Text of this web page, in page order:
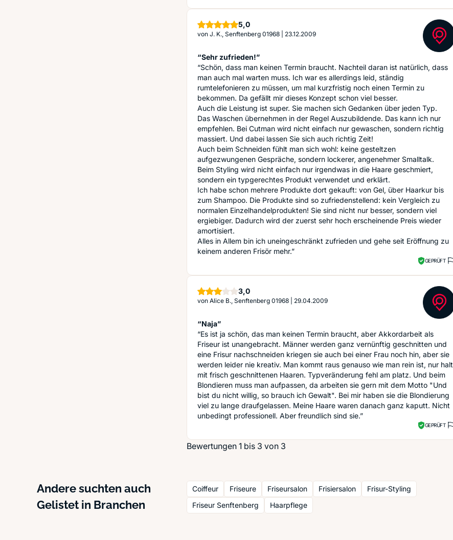
5,0Sterne
von J. K., Senftenberg 01968 23.12.2009
“Sehr zufrieden!”
“Schön, dass man keinen Termin braucht. Nachteil daran ist natürlich, dass
man auch mal warten muss. Ich war es allerdings leid, ständig
rumtelefonieren zu müssen, um mal kurzfristig noch einen Termin zu
bekommen. Da gefällt mir dieses Konzept schon viel besser.
Auch die Leistung ist super. Sie machen sich Gedanken über jeden Typ.
Das Waschen übernehmen in der Regel Auszubildende. Das kann ich nur
empfehlen. Bei Cutman wird nicht einfach nur gewaschen, sondern richtig
massiert. Und dabei lassen Sie sich auch richtig Zeit!
Auch beim Schneiden fühlt man sich wohl: keine gesteltzen
aufgezwungenen Gespräche, sondern lockerer, angenehmer Smalltalk.
Beim Styling wird nicht einfach nur irgendwas in die Haare geschmiert,
sondern ein typgerechtes Produkt verwendet und erklärt.
Ich habe schon mehrere Produkte dort gekauft: von Gel, über Haarkur bis
zum Shampoo. Die Produkte sind so zufriedenstellend: kein Vergleich zu
normalen Einzelhandelprodukten! Sie sind nicht nur besser, sondern viel
ergiebiger. Dadurch wird der zuerst sehr hoch erscheinende Preis wieder
amortisiert.
Alles in Allem bin ich uneingeschränkt zufrieden und gehe seit Eröffnung zu
keinem anderen Frisör mehr.”
GEPRÜFT
3,0Sterne
von Alice B., Senftenberg 01968 29.04.2009
“Naja”
“Es ist ja schön, das man keinen Termin braucht, aber Akkordarbeit als
Friseur ist unangebracht. Männer werden ganz vernünftig geschnitten und
eine Frisur nachschneiden kriegen sie auch bei einer Frau noch hin, aber sie
werden leider nie kreativ. Man kommt raus genauso wie man rein ist, nur halt
mit frisch geschnittenen Haaren. Typveränderung fehl am platz. Und beim
Blondieren muss man aufpassen, da arbeiten sie gern mit dem Motto "Und
bist du nicht willig, so brauch ich Gewalt". Bei mir haben sie die Blondierung
viel zu lange draufgelassen. Meine Haare waren danach ganz kaputt. Nicht
unbedingt professionell. Aber freundlich sind sie.”
GEPRÜFT
Bewertungen 1 bis 3 von 3
Andere suchten auch Coiffeur Friseure Friseursalon Frisiersalon Frisur-Styling
Gelistet in Branchen Friseur Senftenberg Haarpflege